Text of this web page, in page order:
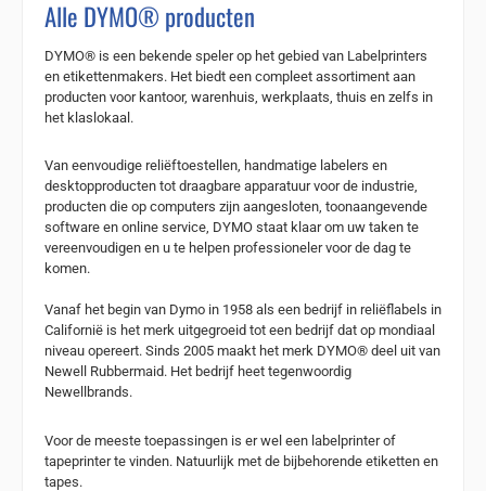
Alle DYMO® producten
DYMO® is een bekende speler op het gebied van Labelprinters
en etikettenmakers. Het biedt een compleet assortiment aan
producten voor kantoor, warenhuis, werkplaats, thuis en zelfs in
het klaslokaal.
Van eenvoudige reliëftoestellen, handmatige labelers en
desktopproducten tot draagbare apparatuur voor de industrie,
producten die op computers zijn aangesloten, toonaangevende
software en online service, DYMO staat klaar om uw taken te
vereenvoudigen en u te helpen professioneler voor de dag te
komen.
Vanaf het begin van Dymo in 1958 als een bedrijf in reliëflabels in
Californië is het merk uitgegroeid tot een bedrijf dat op mondiaal
niveau opereert. Sinds 2005 maakt het merk DYMO® deel uit van
Newell Rubbermaid. Het bedrijf heet tegenwoordig
Newellbrands.
Voor de meeste toepassingen is er wel een labelprinter of
tapeprinter te vinden. Natuurlijk met de bijbehorende etiketten en
tapes.